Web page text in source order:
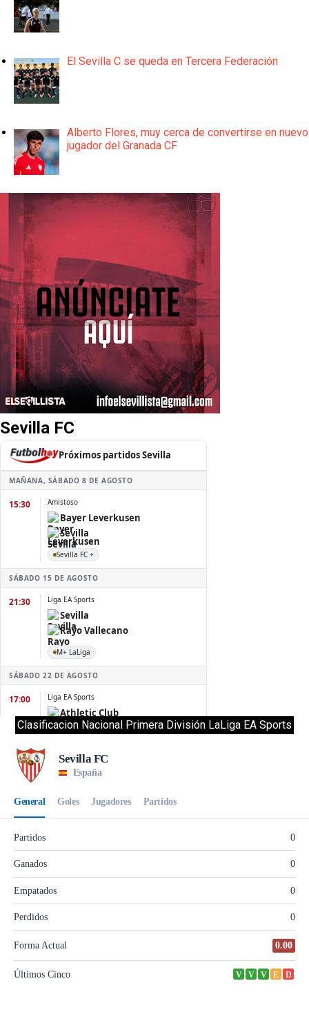
El Sevilla C se queda en Tercera Federación
Alberto Flores, muy cerca de convertirse en nuevo
jugador del Granada CF
Sevilla FC
Clasificacion Nacional Primera División LaLiga EA Sports